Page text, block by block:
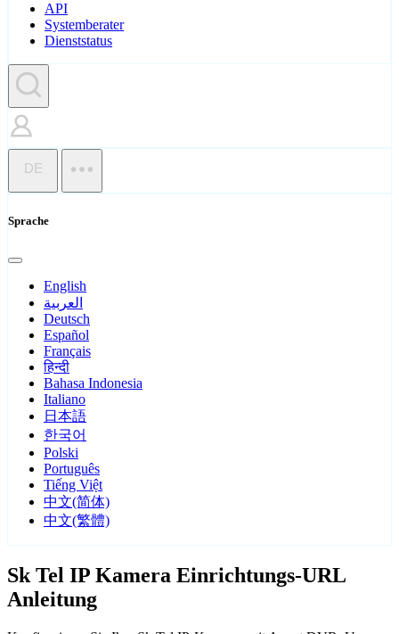
API
Systemberater
Dienststatus
DE
Sprache
English
العربية
Deutsch
Español
Français
हिन्दी
Bahasa Indonesia
Italiano
日本語
한국어
Polski
Português
Tiếng Việt
中文(简体)
中文(繁體)
Sk Tel IP Kamera Einrichtungs-URL
Anleitung